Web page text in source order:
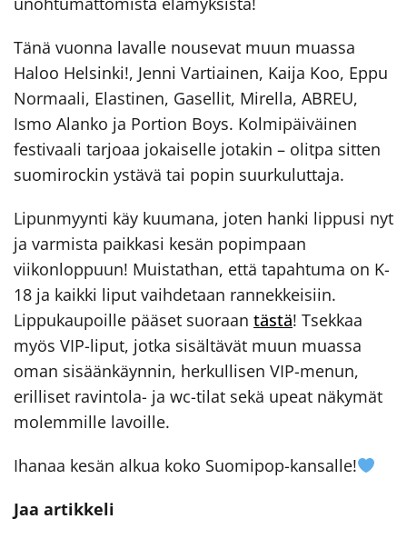
Tänä vuonna lavalle nousevat muun muassa
Haloo Helsinki!, Jenni Vartiainen, Kaija Koo, Eppu
Normaali, Elastinen, Gasellit, Mirella, ABREU,
Ismo Alanko ja Portion Boys. Kolmipäiväinen
festivaali tarjoaa jokaiselle jotakin – olitpa sitten
suomirockin ystävä tai popin suurkuluttaja.
Lipunmyynti käy kuumana, joten hanki lippusi nyt
ja varmista paikkasi kesän popimpaan
viikonloppuun! Muistathan, että tapahtuma on K-
18 ja kaikki liput vaihdetaan rannekkeisiin.
Lippukaupoille pääset suoraan tästä! Tsekkaa
myös VIP-liput, jotka sisältävät muun muassa
oman sisäänkäynnin, herkullisen VIP-menun,
erilliset ravintola- ja wc-tilat sekä upeat näkymät
molemmille lavoille.
Ihanaa kesän alkua koko Suomipop-kansalle!
Jaa artikkeli